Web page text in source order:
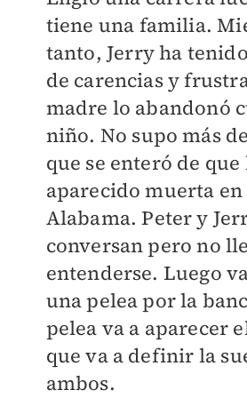
tiene una familia.
tanto, Jerry ha
de carencias y
madre lo abandonó
niño. No supo más
que se enteró de
aparecido muerta
Alabama. Peter y
conversan pero no
entenderse. Luego
una pelea por la
pelea va a aparecer
que va a definir la
ambos.